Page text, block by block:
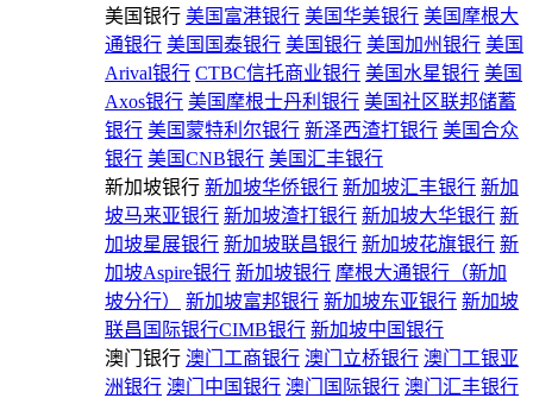
美国银行 美国富港银行 美国华美银行 美国摩根大
通银行 美国国泰银行 美国银行 美国加州银行 美国
Arival银行 CTBC信托商业银行 美国水星银行 美国
Axos银行 美国摩根士丹利银行 美国社区联邦储蓄
银行 美国蒙特利尔银行 新泽西渣打银行 美国合众
银行 美国CNB银行 美国汇丰银行
新加坡银行 新加坡华侨银行 新加坡汇丰银行 新加
坡马来亚银行 新加坡渣打银行 新加坡大华银行 新
加坡星展银行 新加坡联昌银行 新加坡花旗银行 新
加坡Aspire银行 新加坡银行 摩根大通银行（新加
坡分行）
新加坡富邦银行 新加坡东亚银行 新加坡
联昌国际银行CIMB银行 新加坡中国银行
澳门银行 澳门工商银行 澳门立桥银行 澳门工银亚
洲银行 澳门中国银行 澳门国际银行 澳门汇丰银行